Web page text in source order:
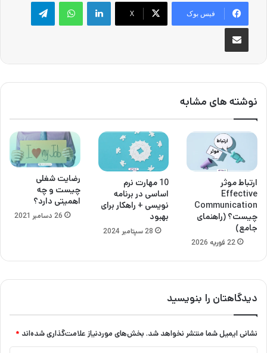
فیس بوک X
اشتراک گذاری از طریق ایمیل
نوشته های مشابه
ارتباط موثر
Effective
Communication
چیست؟ (راهنمای
جامع)
22 فوریه 2026
10 مهارت نرم
اساسی در برنامه
نویسی + راهکار برای
بهبود
28 سپتامبر 2024
رضایت شغلی
چیست و چه
اهمیتی دارد؟
26 دسامبر 2021
دیدگاهتان را بنویسید
نشانی ایمیل شما منتشر نخواهد شد. بخش‌های موردنیاز علامت‌گذاری شده‌اند *